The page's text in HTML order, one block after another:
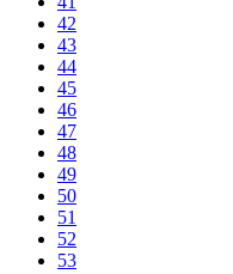
42
43
44
45
46
47
48
49
50
51
52
53